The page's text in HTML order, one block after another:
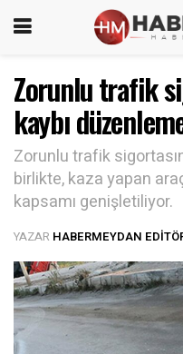
Zorunlu trafik
kaybı
Zorunlu trafik
birlikte, kaza yapan
kapsamı genişletiliyor.
YAZAR HABERMEYDAN